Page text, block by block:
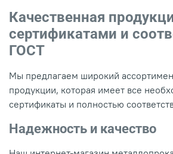
Качественная
сертификатами и
ГОСТ
Мы предлагаем широкий
продукции, которая имеет все
сертификаты и полностью
Надежность и качество